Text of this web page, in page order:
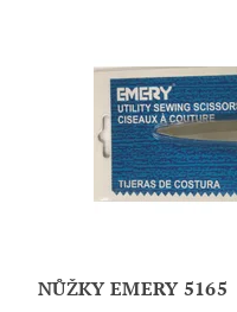
NŮŽKY EMERY 5165